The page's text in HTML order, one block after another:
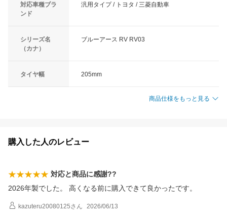
対応車種ブラ
ンド
汎用タイプ / トヨタ / 三菱自動車
シリーズ名
（カナ）
ブルーアース RV RV03
タイヤ幅 205mm
商品仕様をもっと見る
購入した人のレビュー
対応と商品に感謝??
2026年製でした。 高くなる前に購入できて良かったです。
kazuteru20080125さん 2026/06/13